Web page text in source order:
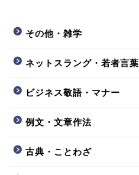
その他・雑学
ネットスラング・若者言葉
ビジネス敬語・マナー
例文・文章作法
古典・ことわざ